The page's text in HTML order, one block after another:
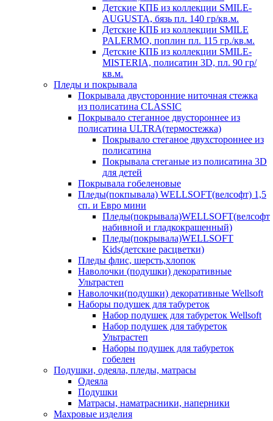
Детские КПБ из коллекции SMILE-
AUGUSTA, бязь пл. 140 гр/кв.м.
Детские КПБ из коллекции SMILE
PALERMO, поплин пл. 115 гр./кв.м.
Детские КПБ из коллекции SMILE-
MISTERIA, полисатин 3D, пл. 90 гр/
кв.м.
Пледы и покрывала
Покрывала двусторонние ниточная стежка
из полисатина CLASSIC
Покрывало стеганное двустороннее из
полисатина ULTRA(термостежка)
Покрывало стеганое двухстороннее из
полисатина
Покрывала стеганые из полисатина 3D
для детей
Покрывала гобеленовые
Пледы(покпывала) WELLSOFT(велсофт) 1,5
сп. и Евро мини
Пледы(покрывала)WELLSOFT(велсофт
набивной и гладкокрашенный)
Пледы(покрывала)WELLSOFT
Kids(детские расцветки)
Пледы флис, шерсть,хлопок
Наволочки (подушки) декоративные
Ультрастеп
Наволочки(подушки) декоративные Wellsoft
Наборы подушек для табуреток
Набор подушек для табуреток Wellsoft
Набор подушек для табуреток
Ультрастеп
Наборы подушек для табуреток
гобелен
Подушки, одеяла, пледы, матрасы
Одеяла
Подушки
Матрасы, наматрасники, наперники
Махровые изделия